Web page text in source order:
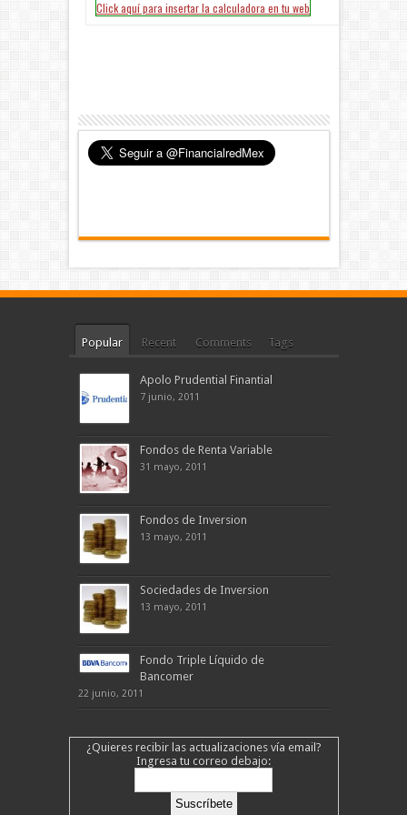
Popular Recent Comments Tags
Apolo Prudential Finantial
7 junio, 2011
Fondos de Renta Variable
31 mayo, 2011
Fondos de Inversion
13 mayo, 2011
Sociedades de Inversion
13 mayo, 2011
Fondo Triple Líquido de
Bancomer
22 junio, 2011
¿Quieres recibir las actualizaciones vía email?
Ingresa tu correo debajo: